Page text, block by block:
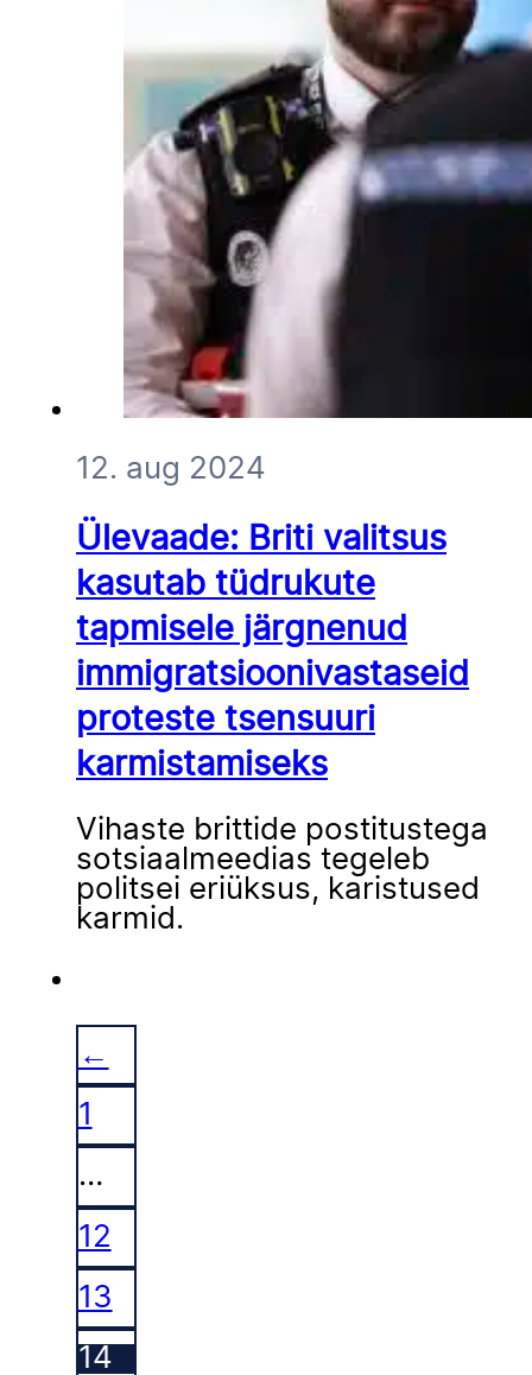
12. aug 2024
Ülevaade: Briti valitsus
kasutab tüdrukute
tapmisele järgnenud
immigratsioonivastaseid
proteste tsensuuri
karmistamiseks
Vihaste brittide postitustega
sotsiaalmeedias tegeleb
politsei eriüksus, karistused
karmid.
←
1
…
12
13
14